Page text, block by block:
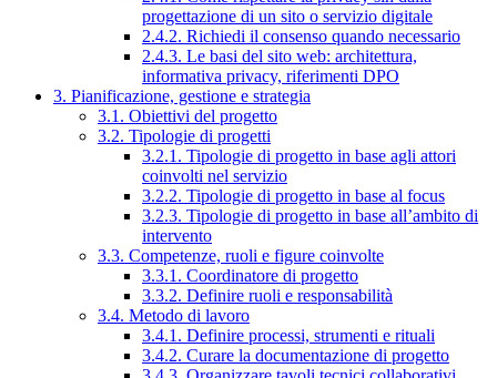
progettazione di un sito o servizio digitale
2.4.2. Richiedi il consenso quando necessario
2.4.3. Le basi del sito web: architettura,
informativa privacy, riferimenti DPO
3. Pianificazione, gestione e strategia
3.1. Obiettivi del progetto
3.2. Tipologie di progetti
3.2.1. Tipologie di progetto in base agli attori
coinvolti nel servizio
3.2.2. Tipologie di progetto in base al focus
3.2.3. Tipologie di progetto in base all’ambito di
intervento
3.3. Competenze, ruoli e figure coinvolte
3.3.1. Coordinatore di progetto
3.3.2. Definire ruoli e responsabilità
3.4. Metodo di lavoro
3.4.1. Definire processi, strumenti e rituali
3.4.2. Curare la documentazione di progetto